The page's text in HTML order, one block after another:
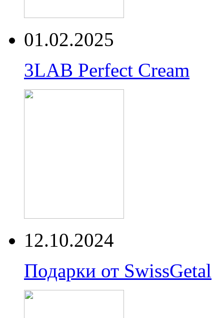
01.02.2025
3LAB Perfect Cream
12.10.2024
Подарки от SwissGetal